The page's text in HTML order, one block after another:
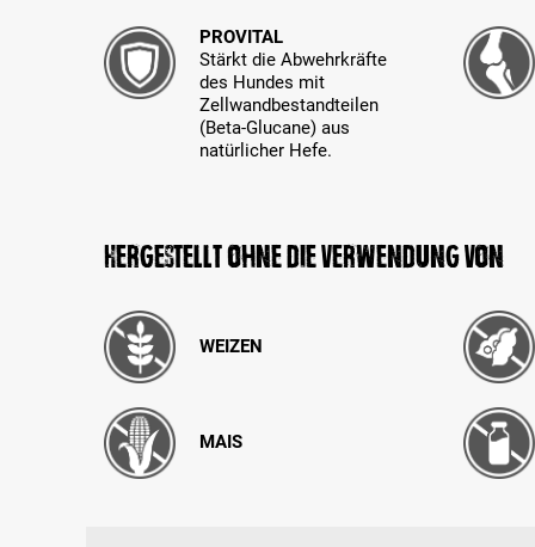
PROVITAL
Stärkt die Abwehrkräfte
des Hundes mit
Zellwandbestandteilen
(Beta-Glucane) aus
natürlicher Hefe.
Hergestellt ohne die Verwendung von
WEIZEN
MAIS